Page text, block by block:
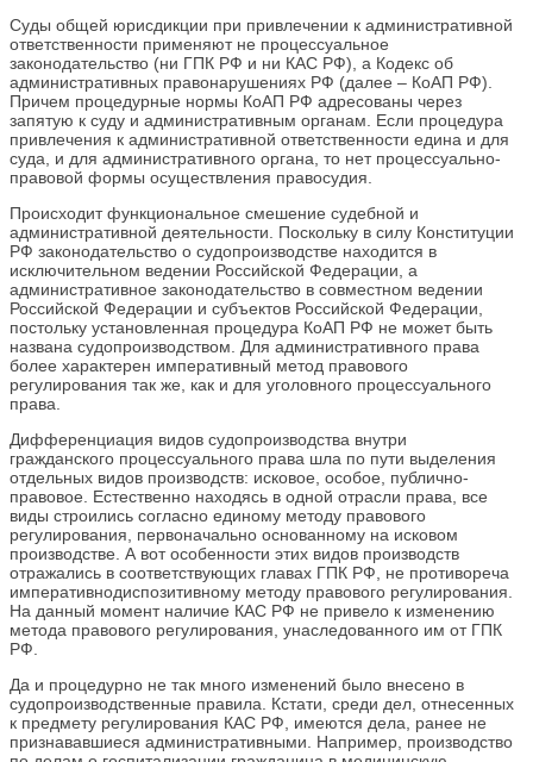
Суды общей юрисдикции при привлечении к административной
ответственности применяют не процессуальное
законодательство (ни ГПК РФ и ни КАС РФ), а Кодекс об
административных правонарушениях РФ (далее – КоАП РФ).
Причем процедурные нормы КоАП РФ адресованы через
запятую к суду и административным органам. Если процедура
привлечения к административной ответственности едина и для
суда, и для административного органа, то нет процессуально-
правовой формы осуществления правосудия.
Происходит функциональное смешение судебной и
административной деятельности. Поскольку в силу Конституции
РФ законодательство о судопроизводстве находится в
исключительном ведении Российской Федерации, а
административное законодательство в совместном ведении
Российской Федерации и субъектов Российской Федерации,
постольку установленная процедура КоАП РФ не может быть
названа судопроизводством. Для административного права
более характерен императивный метод правового
регулирования так же, как и для уголовного процессуального
права.
Дифференциация видов судопроизводства внутри
гражданского процессуального права шла по пути выделения
отдельных видов производств: исковое, особое, публично-
правовое. Естественно находясь в одной отрасли права, все
виды строились согласно единому методу правового
регулирования, первоначально основанному на исковом
производстве. А вот особенности этих видов производств
отражались в соответствующих главах ГПК РФ, не противореча
императивнодиспозитивному методу правового регулирования.
На данный момент наличие КАС РФ не привело к изменению
метода правового регулирования, унаследованного им от ГПК
РФ.
Да и процедурно не так много изменений было внесено в
судопроизводственные правила. Кстати, среди дел, отнесенных
к предмету регулирования КАС РФ, имеются дела, ранее не
признававшиеся административными. Например, производство